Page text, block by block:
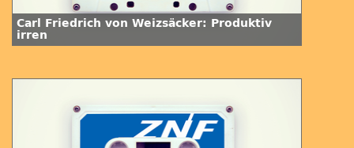
Carl Friedrich von Weizsäcker: Produktiv
irren